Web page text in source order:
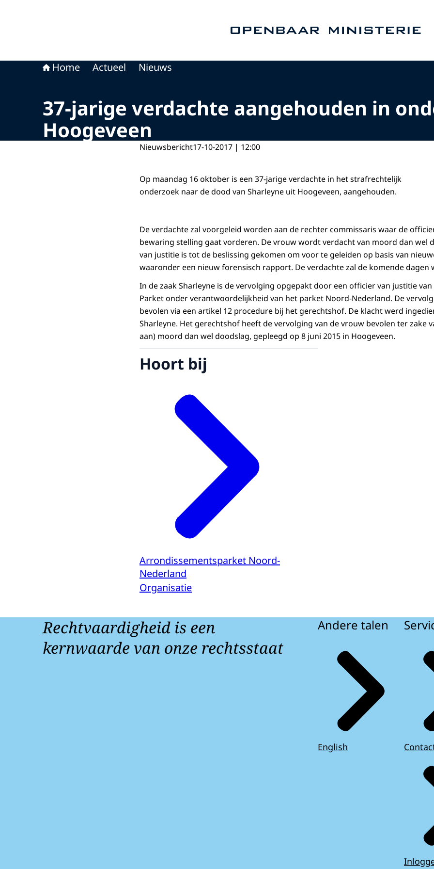
Home Actueel Nieuws
37-jarige verdachte aangehouden in
Hoogeveen
Nieuwsbericht17-10-2017 | 12:00
Op maandag 16 oktober is een 37-jarige verdachte in het strafrechtelijk
onderzoek naar de dood van Sharleyne uit Hoogeveen, aangehouden.
De verdachte zal voorgeleid worden aan de rechter commissaris waar de
bewaring stelling gaat vorderen. De vrouw wordt verdacht van moord dan wel
van justitie is tot de beslissing gekomen om voor te geleiden op basis van
waaronder een nieuw forensisch rapport. De verdachte zal de komende dagen
In de zaak Sharleyne is de vervolging opgepakt door een officier van justitie
Parket onder verantwoordelijkheid van het parket Noord-Nederland. De
bevolen via een artikel 12 procedure bij het gerechtshof. De klacht werd
Sharleyne. Het gerechtshof heeft de vervolging van de vrouw bevolen ter zake
aan) moord dan wel doodslag, gepleegd op 8 juni 2015 in Hoogeveen.
Hoort bij
Arrondissementsparket Noord-
Nederland
Organisatie
Rechtvaardigheid is een
kernwaarde van onze rechtsstaat
Andere talen
English